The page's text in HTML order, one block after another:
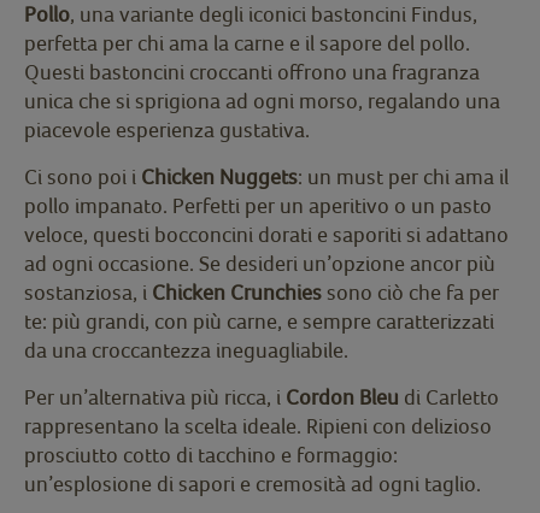
Pollo, una variante degli iconici bastoncini Findus,
perfetta per chi ama la carne e il sapore del pollo.
Questi bastoncini croccanti offrono una fragranza
unica che si sprigiona ad ogni morso, regalando una
piacevole esperienza gustativa.
Ci sono poi i Chicken Nuggets: un must per chi ama il
pollo impanato. Perfetti per un aperitivo o un pasto
veloce, questi bocconcini dorati e saporiti si adattano
ad ogni occasione. Se desideri un’opzione ancor più
sostanziosa, i Chicken Crunchies sono ciò che fa per
te: più grandi, con più carne, e sempre caratterizzati
da una croccantezza ineguagliabile.
Per un’alternativa più ricca, i Cordon Bleu di Carletto
rappresentano la scelta ideale. Ripieni con delizioso
prosciutto cotto di tacchino e formaggio:
un’esplosione di sapori e cremosità ad ogni taglio.